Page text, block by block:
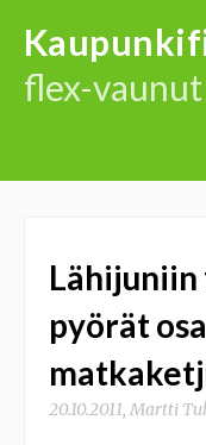
content
flex-vaunut
Lähijuniin
pyörät
20.10.2011, Martti